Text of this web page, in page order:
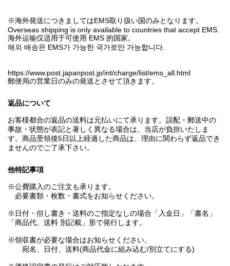
※海外発送につきましてはEMS取り扱い国のみとなります。
Overseas shipping is only available to countries that accept EMS.
海外运输仅适用于可使用 EMS 的国家。
해외 배송은 EMS가 가능한 국가로만 가능합니다.
https://www.post.japanpost.jp/int/charge/list/ems_all.html
郵便局の営業日のみの発送とさせて頂きます。
返品について
お客様都合の返品の送料は元払いにて承ります。誤配・郵送中の
事故・状態が表記と著しく異なる場合は、当店が負担いたしま
す。商品受領後5日以上経過した商品は、理由に関わらず返品でき
ませんのでご了承下さい。
他特記事項
※公費購入のご注文も承ります。
必要書類・枚数・書式をお知らせください。
※日付・但し書き・送料のご指定なしの場合「入金日」「書名」
「商品代、送料 別記載」形で発行します。
※領収書が必要な場合はお知らせください。
宛名、日付、送料(商品代金に組み込む/別立てにする)